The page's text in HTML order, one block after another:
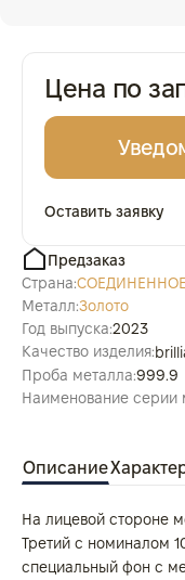
Цена по
Оставить заявку
Предзаказ
Страна:
Металл:Золото
Год выпуска:2023
Качество изделия:
Проба металла:999.9
Наименование серии
Описание
На лицевой стороне
Третий с номиналом
специальный фон с